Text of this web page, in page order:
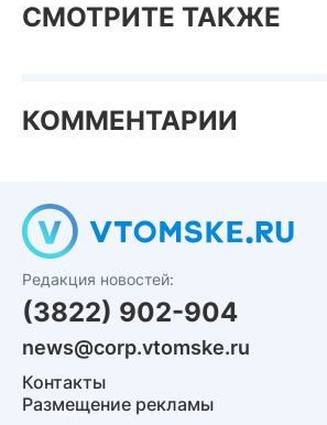
СМОТРИТЕ ТАКЖЕ
КОММЕНТАРИИ
Редакция новостей:
(3822) 902-904
news@corp.vtomske.ru
Контакты
Размещение рекламы